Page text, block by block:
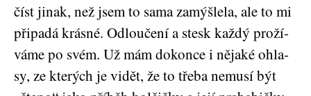
číst jinak, než jsem to sama zamýš­le­la, ale to mi
při­pa­dá krás­né. Odlou­če­ní a stesk kaž­dý pro­ží­
vá­me po svém. Už mám dokon­ce i něja­ké ohla­
sy, ze kte­rých je vidět, že to tře­ba nemu­sí být